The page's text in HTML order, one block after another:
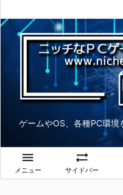
ゲームやOS、各種PC環

メニュー

サイドバー